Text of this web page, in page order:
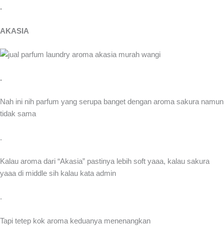
.
AKASIA
.
Nah ini nih parfum yang serupa banget dengan aroma sakura namun
tidak sama
.
Kalau aroma dari “Akasia” pastinya lebih soft yaaa, kalau sakura
yaaa di middle sih kalau kata admin
.
Tapi tetep kok aroma keduanya menenangkan